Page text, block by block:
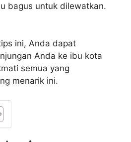
bagus untuk dilewatkan.
ini, Anda dapat
Anda ke ibu kota
semua yang
menarik ini.